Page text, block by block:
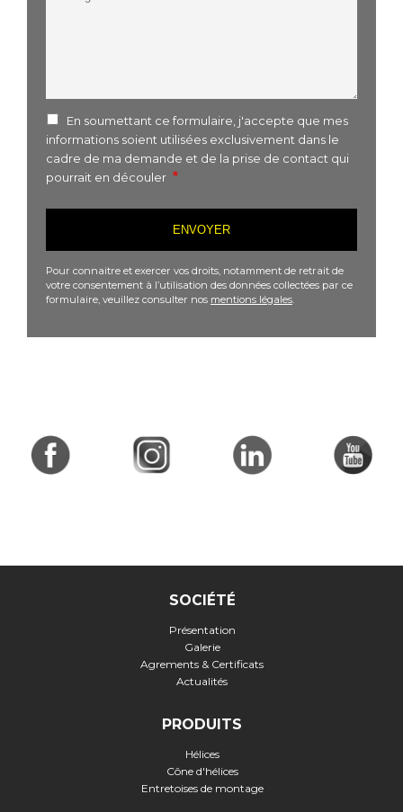
En soumettant ce formulaire, j'accepte que mes
informations soient utilisées exclusivement dans le
cadre de ma demande et de la prise de contact qui
pourrait en découler
Pour connaitre et exercer vos droits, notamment de retrait de
votre consentement à l’utilisation des données collectées par ce
formulaire, veuillez consulter nos mentions légales
SOCIÉTÉ
Présentation
Galerie
Agrements & Certificats
Actualités
PRODUITS
Hélices
Cône d'hélices
Entretoises de montage